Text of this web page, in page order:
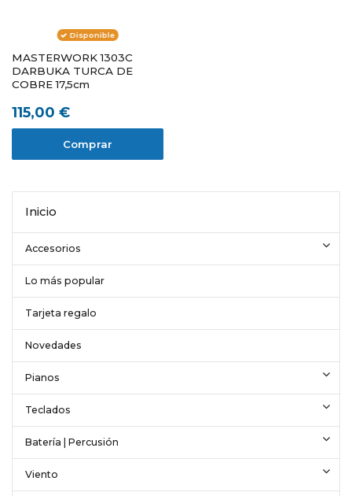
Disponible
MASTERWORK 1303C
DARBUKA TURCA DE
COBRE 17,5cm
115,00 €
Comprar
Inicio
Accesorios
Lo más popular
Tarjeta regalo
Novedades
Pianos
Teclados
Batería | Percusión
Viento